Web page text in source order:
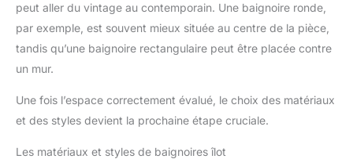
peut aller du vintage au contemporain. Une baignoire ronde,
par exemple, est souvent mieux située au centre de la pièce,
tandis qu’une baignoire rectangulaire peut être placée contre
un mur.
Une fois l’espace correctement évalué, le choix des matériaux
et des styles devient la prochaine étape cruciale.
Les matériaux et styles de baignoires îlot